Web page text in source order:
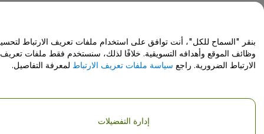
مركز المساعدة / اتصل بنا
حقوق النشر © شركة فياجوجو المحدودة 2026
تفاصيل الشركة
بنقر "السماح للكل"، أنت توافق على استخدام ملفات تعريف الارتباط
وظائف الموقع وأهدافه التسويقية. خلافًا لذلك، سنستخدم فقط ملفات تعريف
الارتباط الضرورية. راجع سياسة ملفات تعريف الارتباط لمعرفة التفاصيل.
إدارة التفضيلات